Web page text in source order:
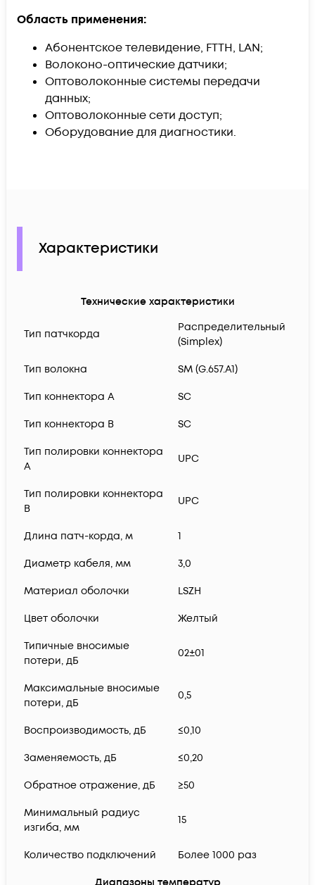
Область применения:
Абонентское телевидение, FTTH, LAN;
Волоконо-оптические датчики;
Оптоволоконные системы передачи
данных;
Оптоволоконные сети доступ;
Оборудование для диагностики.
Характеристики
Технические характеристики
Тип патчкорда
Распределительный
(Simplex)
Тип волокна SM (G.657.A1)
Тип коннектора A SC
Тип коннектора B SC
Тип полировки коннектора
A
UPC
Тип полировки коннектора
B
UPC
Длина патч-корда, м 1
Диаметр кабеля, мм 3,0
Материал оболочки LSZH
Цвет оболочки Желтый
Типичные вносимые
потери, дБ
02±01
Максимальные вносимые
потери, дБ
0,5
Воспроизводимость, дБ ≤0,10
Заменяемость, дБ ≤0,20
Обратное отражение, дБ ≥50
Минимальный радиус
изгиба, мм
15
Количество подключений Более 1000 раз